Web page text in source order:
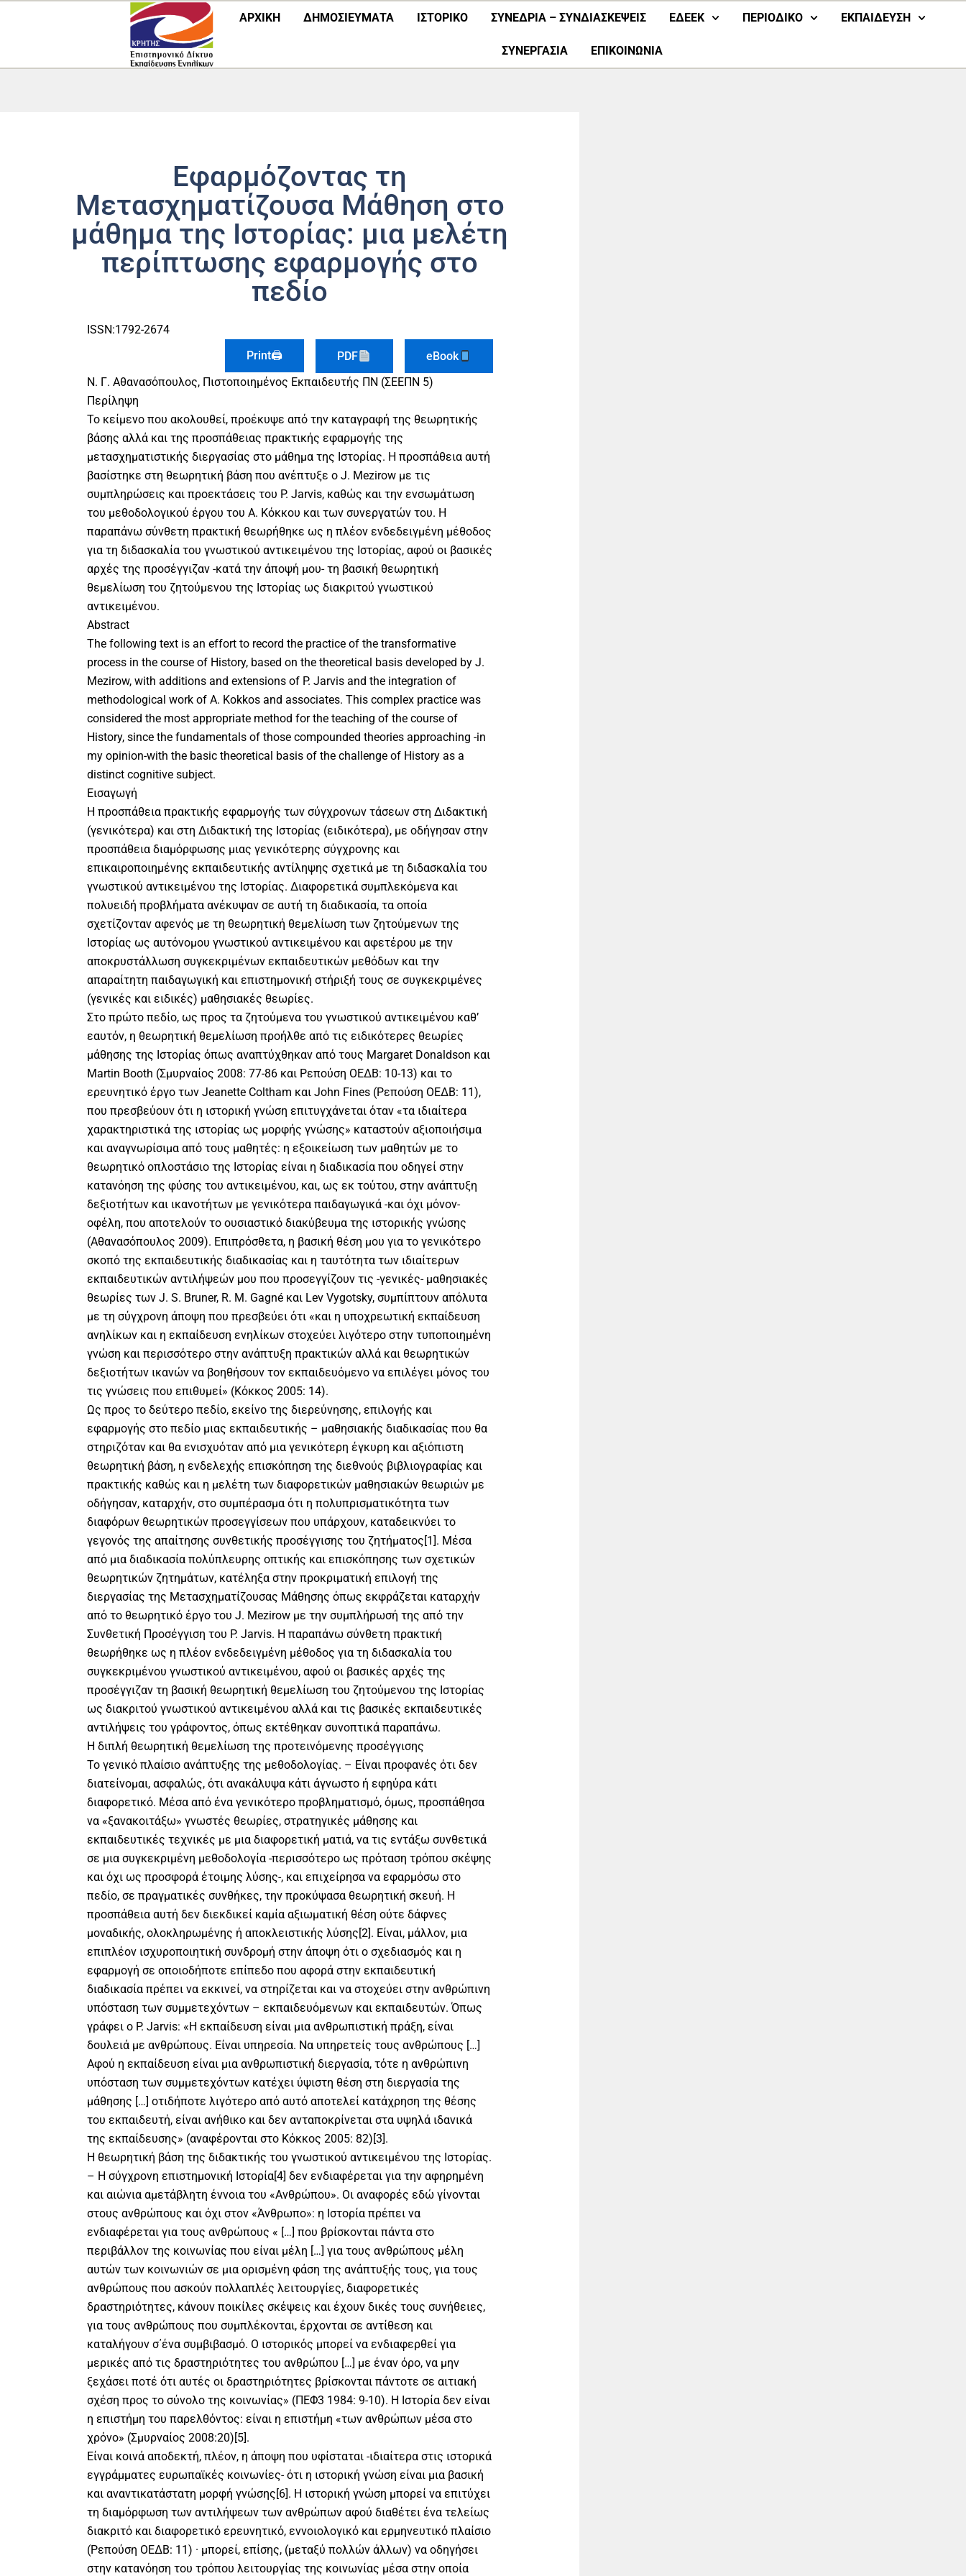
ΑΡΧΙΚΗ ΔΗΜΟΣΙΕΎΜΑΤΑ ΙΣΤΟΡΙΚΟ ΣΥΝΕΔΡΙΑ – ΣΥΝΔΙΑΣΚΕΨΕΙΣ ΕΔΕΕΚ ΠΕΡΙΟΔΙΚΟ ΕΚΠΑΙΔΕΥΣΗ
ΣΥΝΕΡΓΑΣΊΑ ΕΠΙΚΟΙΝΩΝΙΑ
Εφαρμόζοντας τη
Μετασχηματίζουσα Μάθηση στο
μάθημα της Ιστορίας: μια μελέτη
περίπτωσης εφαρμογής στο
πεδίο
ISSN:1792-2674
Print🖨
PDF
eBook
Ν. Γ. Αθανασόπουλος, Πιστοποιημένος Εκπαιδευτής ΠΝ (ΣΕΕΠΝ 5)
Περίληψη
Το κείμενο που ακολουθεί, προέκυψε από την καταγραφή της θεωρητικής
βάσης αλλά και της προσπάθειας πρακτικής εφαρμογής της
μετασχηματιστικής διεργασίας στο μάθημα της Ιστορίας. Η προσπάθεια αυτή
βασίστηκε στη θεωρητική βάση που ανέπτυξε ο J. Mezirow με τις
συμπληρώσεις και προεκτάσεις του P. Jarvis, καθώς και την ενσωμάτωση
του μεθοδολογικού έργου του Α. Κόκκου και των συνεργατών του. Η
παραπάνω σύνθετη πρακτική θεωρήθηκε ως η πλέον ενδεδειγμένη μέθοδος
για τη διδασκαλία του γνωστικού αντικειμένου της Ιστορίας, αφού οι βασικές
αρχές της προσέγγιζαν -κατά την άποψή μου- τη βασική θεωρητική
θεμελίωση του ζητούμενου της Ιστορίας ως διακριτού γνωστικού
αντικειμένου.
Abstract
Τhe following text is an effort to record the practice of the transformative
process in the course of History, based on the theoretical basis developed by J.
Mezirow, with additions and extensions of P. Jarvis and the integration of
methodological work of A. Kokkos and associates. This complex practice was
considered the most appropriate method for the teaching of the course of
History, since the fundamentals of those compounded theories approaching -in
my opinion-with the basic theoretical basis of the challenge of History as a
distinct cognitive subject.
Εισαγωγή
Η προσπάθεια πρακτικής εφαρμογής των σύγχρονων τάσεων στη Διδακτική
(γενικότερα) και στη Διδακτική της Ιστορίας (ειδικότερα), με οδήγησαν στην
προσπάθεια διαμόρφωσης μιας γενικότερης σύγχρονης και
επικαιροποιημένης εκπαιδευτικής αντίληψης σχετικά με τη διδασκαλία του
γνωστικού αντικειμένου της Ιστορίας. Διαφορετικά συμπλεκόμενα και
πολυειδή προβλήματα ανέκυψαν σε αυτή τη διαδικασία, τα οποία
σχετίζονταν αφενός με τη θεωρητική θεμελίωση των ζητούμενων της
Ιστορίας ως αυτόνομου γνωστικού αντικειμένου και αφετέρου με την
αποκρυστάλλωση συγκεκριμένων εκπαιδευτικών μεθόδων και την
απαραίτητη παιδαγωγική και επιστημονική στήριξή τους σε συγκεκριμένες
(γενικές και ειδικές) μαθησιακές θεωρίες.
Στο πρώτο πεδίο, ως προς τα ζητούμενα του γνωστικού αντικειμένου καθ’
εαυτόν, η θεωρητική θεμελίωση προήλθε από τις ειδικότερες θεωρίες
μάθησης της Ιστορίας όπως αναπτύχθηκαν από τους Margaret Donaldson και
Martin Booth (Σμυρναίος 2008: 77-86 και Ρεπούση ΟΕΔΒ: 10-13) και το
ερευνητικό έργο των Jeanette Coltham και John Fines (Ρεπούση ΟΕΔΒ: 11),
που πρεσβεύουν ότι η ιστορική γνώση επιτυγχάνεται όταν «τα ιδιαίτερα
χαρακτηριστικά της ιστορίας ως μορφής γνώσης» καταστούν αξιοποιήσιμα
και αναγνωρίσιμα από τους μαθητές: η εξοικείωση των μαθητών με το
θεωρητικό οπλοστάσιο της Ιστορίας είναι η διαδικασία που οδηγεί στην
κατανόηση της φύσης του αντικειμένου, και, ως εκ τούτου, στην ανάπτυξη
δεξιοτήτων και ικανοτήτων με γενικότερα παιδαγωγικά -και όχι μόνον-
οφέλη, που αποτελούν το ουσιαστικό διακύβευμα της ιστορικής γνώσης
(Αθανασόπουλος 2009). Επιπρόσθετα, η βασική θέση μου για το γενικότερο
σκοπό της εκπαιδευτικής διαδικασίας και η ταυτότητα των ιδιαίτερων
εκπαιδευτικών αντιλήψεών μου που προσεγγίζουν τις -γενικές- μαθησιακές
θεωρίες των J. S. Bruner, R. M. Gagné και Lev Vygotsky, συμπίπτουν απόλυτα
με τη σύγχρονη άποψη που πρεσβεύει ότι «και η υποχρεωτική εκπαίδευση
ανηλίκων και η εκπαίδευση ενηλίκων στοχεύει λιγότερο στην τυποποιημένη
γνώση και περισσότερο στην ανάπτυξη πρακτικών αλλά και θεωρητικών
δεξιοτήτων ικανών να βοηθήσουν τον εκπαιδευόμενο να επιλέγει μόνος του
τις γνώσεις που επιθυμεί» (Κόκκος 2005: 14).
Ως προς το δεύτερο πεδίο, εκείνο της διερεύνησης, επιλογής και
εφαρμογής στο πεδίο μιας εκπαιδευτικής – μαθησιακής διαδικασίας που θα
στηριζόταν και θα ενισχυόταν από μια γενικότερη έγκυρη και αξιόπιστη
θεωρητική βάση, η ενδελεχής επισκόπηση της διεθνούς βιβλιογραφίας και
πρακτικής καθώς και η μελέτη των διαφορετικών μαθησιακών θεωριών με
οδήγησαν, καταρχήν, στο συμπέρασμα ότι η πολυπρισματικότητα των
διαφόρων θεωρητικών προσεγγίσεων που υπάρχουν, καταδεικνύει το
γεγονός της απαίτησης συνθετικής προσέγγισης του ζητήματος[1]. Μέσα
από μια διαδικασία πολύπλευρης οπτικής και επισκόπησης των σχετικών
θεωρητικών ζητημάτων, κατέληξα στην προκριματική επιλογή της
διεργασίας της Μετασχηματίζουσας Μάθησης όπως εκφράζεται καταρχήν
από το θεωρητικό έργο του J. Mezirow με την συμπλήρωσή της από την
Συνθετική Προσέγγιση του P. Jarvis. Η παραπάνω σύνθετη πρακτική
θεωρήθηκε ως η πλέον ενδεδειγμένη μέθοδος για τη διδασκαλία του
συγκεκριμένου γνωστικού αντικειμένου, αφού οι βασικές αρχές της
προσέγγιζαν τη βασική θεωρητική θεμελίωση του ζητούμενου της Ιστορίας
ως διακριτού γνωστικού αντικειμένου αλλά και τις βασικές εκπαιδευτικές
αντιλήψεις του γράφοντος, όπως εκτέθηκαν συνοπτικά παραπάνω.
Η διπλή θεωρητική θεμελίωση της προτεινόμενης προσέγγισης
Το γενικό πλαίσιο ανάπτυξης της μεθοδολογίας. – Είναι προφανές ότι δεν
διατείνομαι, ασφαλώς, ότι ανακάλυψα κάτι άγνωστο ή εφηύρα κάτι
διαφορετικό. Μέσα από ένα γενικότερο προβληματισμό, όμως, προσπάθησα
να «ξανακοιτάξω» γνωστές θεωρίες, στρατηγικές μάθησης και
εκπαιδευτικές τεχνικές με μια διαφορετική ματιά, να τις εντάξω συνθετικά
σε μια συγκεκριμένη μεθοδολογία -περισσότερο ως πρόταση τρόπου σκέψης
και όχι ως προσφορά έτοιμης λύσης-, και επιχείρησα να εφαρμόσω στο
πεδίο, σε πραγματικές συνθήκες, την προκύψασα θεωρητική σκευή. Η
προσπάθεια αυτή δεν διεκδικεί καμία αξιωματική θέση ούτε δάφνες
μοναδικής, ολοκληρωμένης ή αποκλειστικής λύσης[2]. Είναι, μάλλον, μια
επιπλέον ισχυροποιητική συνδρομή στην άποψη ότι ο σχεδιασμός και η
εφαρμογή σε οποιοδήποτε επίπεδο που αφορά στην εκπαιδευτική
διαδικασία πρέπει να εκκινεί, να στηρίζεται και να στοχεύει στην ανθρώπινη
υπόσταση των συμμετεχόντων – εκπαιδευόμενων και εκπαιδευτών. Όπως
γράφει ο P. Jarvis: «Η εκπαίδευση είναι μια ανθρωπιστική πράξη, είναι
δουλειά με ανθρώπους. Είναι υπηρεσία. Να υπηρετείς τους ανθρώπους […]
Αφού η εκπαίδευση είναι μια ανθρωπιστική διεργασία, τότε η ανθρώπινη
υπόσταση των συμμετεχόντων κατέχει ύψιστη θέση στη διεργασία της
μάθησης […] οτιδήποτε λιγότερο από αυτό αποτελεί κατάχρηση της θέσης
του εκπαιδευτή, είναι ανήθικο και δεν ανταποκρίνεται στα υψηλά ιδανικά
της εκπαίδευσης» (αναφέρονται στο Κόκκος 2005: 82)[3].
Η θεωρητική βάση της διδακτικής του γνωστικού αντικειμένου της Ιστορίας.
– Η σύγχρονη επιστημονική Ιστορία[4] δεν ενδιαφέρεται για την αφηρημένη
και αιώνια αμετάβλητη έννοια του «Ανθρώπου». Οι αναφορές εδώ γίνονται
στους ανθρώπους και όχι στον «Άνθρωπο»: η Ιστορία πρέπει να
ενδιαφέρεται για τους ανθρώπους « […] που βρίσκονται πάντα στο
περιβάλλον της κοινωνίας που είναι μέλη […] για τους ανθρώπους μέλη
αυτών των κοινωνιών σε μια ορισμένη φάση της ανάπτυξής τους, για τους
ανθρώπους που ασκούν πολλαπλές λειτουργίες, διαφορετικές
δραστηριότητες, κάνουν ποικίλες σκέψεις και έχουν δικές τους συνήθειες,
για τους ανθρώπους που συμπλέκονται, έρχονται σε αντίθεση και
καταλήγουν σ΄ένα συμβιβασμό. Ο ιστορικός μπορεί να ενδιαφερθεί για
μερικές από τις δραστηριότητες του ανθρώπου […] με έναν όρο, να μην
ξεχάσει ποτέ ότι αυτές οι δραστηριότητες βρίσκονται πάντοτε σε αιτιακή
σχέση προς το σύνολο της κοινωνίας» (ΠΕΦ3 1984: 9-10). Η Ιστορία δεν είναι
η επιστήμη του παρελθόντος: είναι η επιστήμη «των ανθρώπων μέσα στο
χρόνο» (Σμυρναίος 2008:20)[5].
Είναι κοινά αποδεκτή, πλέον, η άποψη που υφίσταται -ιδιαίτερα στις ιστορικά
εγγράμματες ευρωπαϊκές κοινωνίες- ότι η ιστορική γνώση είναι μια βασική
και αναντικατάστατη μορφή γνώσης[6]. Η ιστορική γνώση μπορεί να επιτύχει
τη διαμόρφωση των αντιλήψεων των ανθρώπων αφού διαθέτει ένα τελείως
διακριτό και διαφορετικό ερευνητικό, εννοιολογικό και ερμηνευτικό πλαίσιο
(Ρεπούση ΟΕΔΒ: 11) · μπορεί, επίσης, (μεταξύ πολλών άλλων) να οδηγήσει
στην κατανόηση του τρόπου λειτουργίας της κοινωνίας μέσα στην οποία